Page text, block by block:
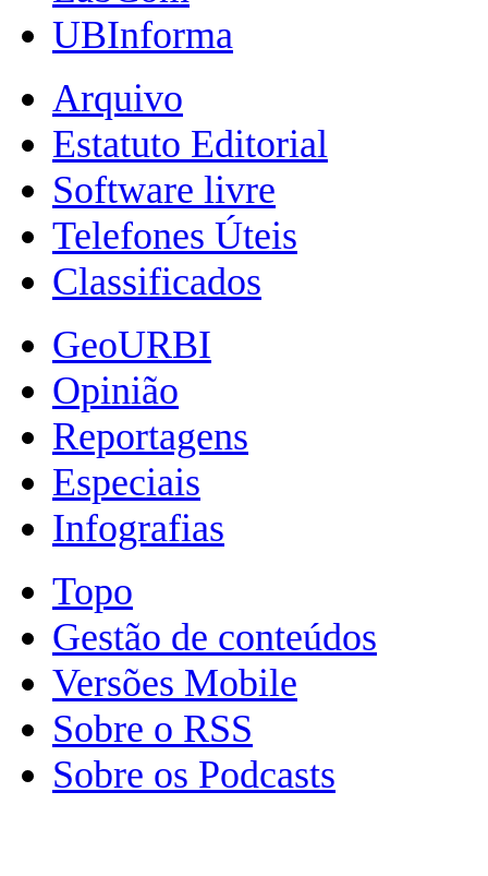
UBInforma
Arquivo
Estatuto Editorial
Software livre
Telefones Úteis
Classificados
GeoURBI
Opinião
Reportagens
Especiais
Infografias
Topo
Gestão de conteúdos
Versões Mobile
Sobre o RSS
Sobre os Podcasts